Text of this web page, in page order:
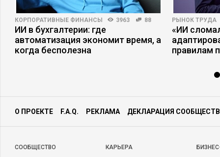
КОРПОРАТИВНЫЕ ФИНАНСЫ 3963 88
ИИ в бухгалтерии: где
автоматизация экономит время, а
когда бесполезна
РЫНОК ТРУДА
«ИИ
правилам
О ПРОЕКТЕ F.A.Q. РЕКЛАМА ДЕКЛАРАЦИЯ
CООБЩЕСТВО КАРЬЕРА